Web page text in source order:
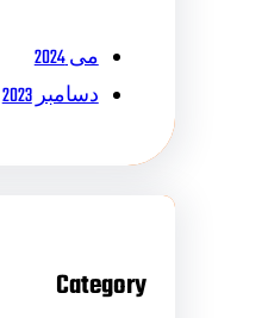
می 2024
دسامبر 2023
Category